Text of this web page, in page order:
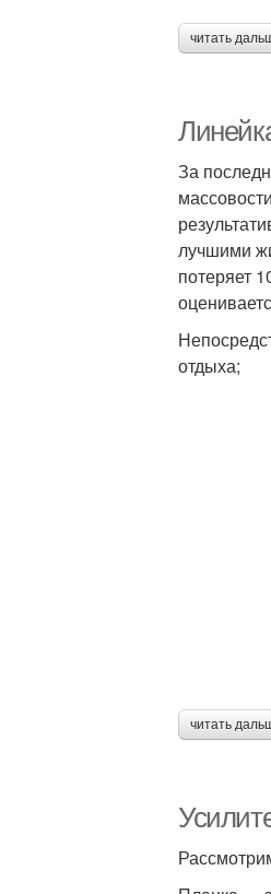
читать
За
лучшими
потеряет
отдыха;
читать